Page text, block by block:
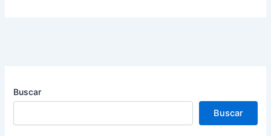
Buscar
Buscar